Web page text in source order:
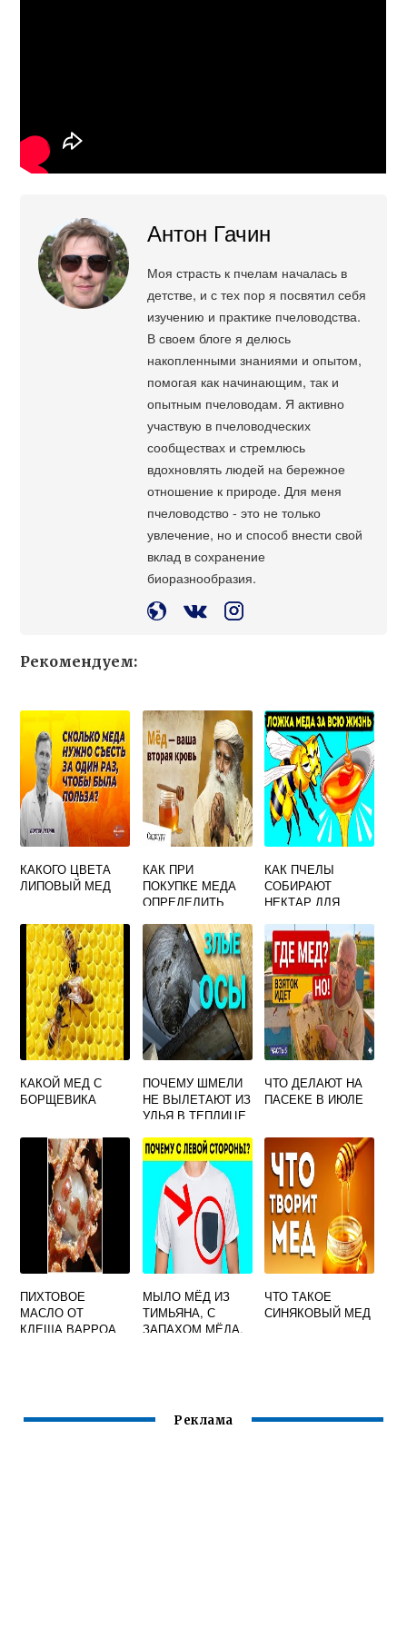
Антон Гачин
Моя страсть к пчелам началась в
детстве, и с тех пор я посвятил себя
изучению и практике пчеловодства.
В своем блоге я делюсь
накопленными знаниями и опытом,
помогая как начинающим, так и
опытным пчеловодам. Я активно
участвую в пчеловодческих
сообществах и стремлюсь
вдохновлять людей на бережное
отношение к природе. Для меня
пчеловодство - это не только
увлечение, но и способ внести свой
вклад в сохранение
биоразнообразия.
Рекомендуем:
КАКОГО ЦВЕТА
ЛИПОВЫЙ МЕД
КАК ПРИ
ПОКУПКЕ МЕДА
ОПРЕДЕЛИТЬ
РЫНКЕ
КАК ПЧЕЛЫ
СОБИРАЮТ
НЕКТАР ДЛЯ
КАКОЙ МЕД С
БОРЩЕВИКА
ПОЧЕМУ ШМЕЛИ
НЕ ВЫЛЕТАЮТ ИЗ
УЛЬЯ В ТЕПЛИЦЕ
ЧТО ДЕЛАЮТ НА
ПАСЕКЕ В ИЮЛЕ
ПИХТОВОЕ
МАСЛО ОТ
КЛЕЩА ВАРРОА
МЫЛО МЁД ИЗ
ТИМЬЯНА, С
ЗАПАХОМ МЁДА.
ЧТО ТАКОЕ
СИНЯКОВЫЙ МЕД
Реклама